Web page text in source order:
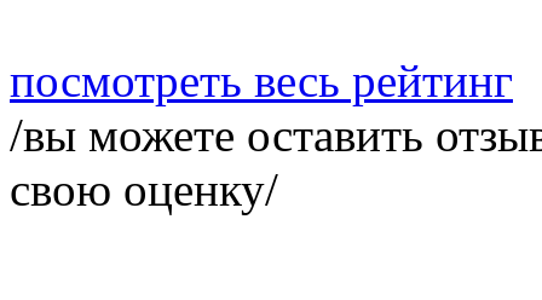
посмотреть весь рейтинг
/вы можете оставить
свою оценку/